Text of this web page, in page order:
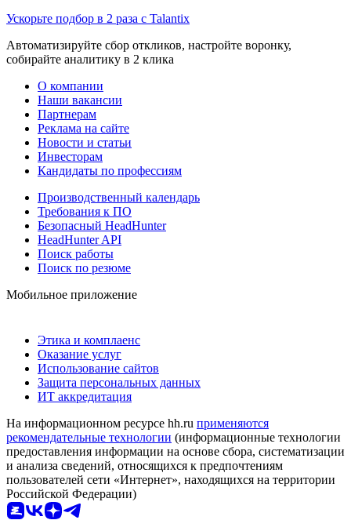
Ускорьте подбор в 2 раза с Talantix
Автоматизируйте сбор откликов, настройте воронку,
собирайте аналитику в 2 клика
О компании
Наши вакансии
Партнерам
Реклама на сайте
Новости и статьи
Инвесторам
Кандидаты по профессиям
Производственный календарь
Требования к ПО
Безопасный HeadHunter
HeadHunter API
Поиск работы
Поиск по резюме
Мобильное приложение
Этика и комплаенс
Оказание услуг
Использование сайтов
Защита персональных данных
ИТ аккредитация
На информационном ресурсе hh.ru применяются
рекомендательные технологии (информационные технологии
предоставления информации на основе сбора, систематизации
и анализа сведений, относящихся к предпочтениям
пользователей сети «Интернет», находящихся на территории
Российской Федерации)